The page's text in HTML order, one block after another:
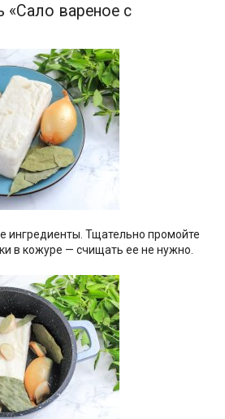
«Сало вареное с
ингредиенты. Тщательно промойте
в кожуре — счищать ее не нужно.